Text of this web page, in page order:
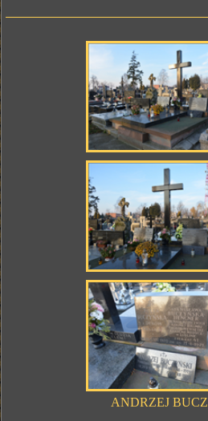
ANDRZEJ